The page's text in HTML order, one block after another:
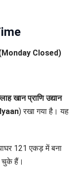
Closed)
खान प्राणि उद्यान
) रखा गया है। यह
121 एकड़ में बना
चुके हैं।